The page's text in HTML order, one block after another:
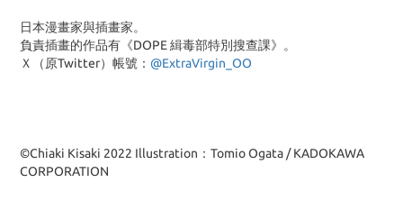
日本漫畫家與插畫家。
負責插畫的作品有《DOPE 緝毒部特別搜查課》。
Ｘ（原Twitter）帳號： @ExtraVirgin_OO
©Chiaki Kisaki 2022 Illustration：Tomio Ogata / KADOKAWA
CORPORATION